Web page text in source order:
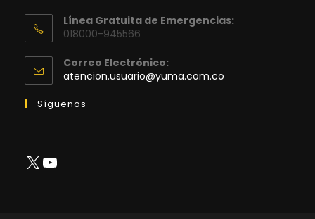
Línea Gratuita de Emergencias:
018000-945566
Correo Electrónico:
atencion.usuario@yuma.com.co
Síguenos
X YouTube